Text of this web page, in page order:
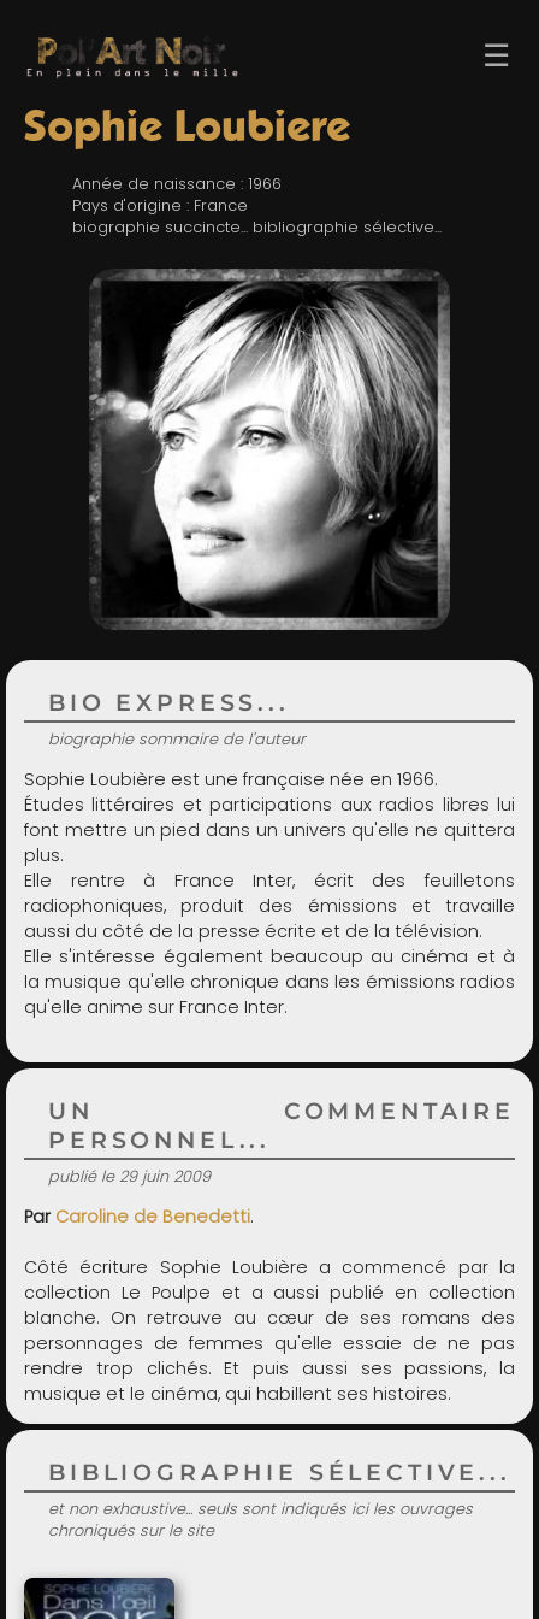
☰
TROMBINO
RECHERCHE
LIENS & FESTIVALS
UN POLAR AU HASARD
Sophie Loubiere
Année de naissance : 1966
Pays d'origine : France
biographie succincte... bibliographie sélective...
UN COMMENTAIRE
PERSONNEL...
publié le 29 juin 2009
Par Caroline de Benedetti.
Côté écriture Sophie Loubière a commencé par la
collection Le Poulpe et a aussi publié en collection
blanche. On retrouve au cœur de ses romans des
personnages de femmes qu'elle essaie de ne pas
rendre trop clichés. Et puis aussi ses passions, la
musique et le cinéma, qui habillent ses histoires.
BIO EXPRESS...
biographie sommaire de l'auteur
Sophie Loubière est une française née en 1966.
Études littéraires et participations aux radios libres lui
font mettre un pied dans un univers qu'elle ne quittera
plus.
Elle rentre à France Inter, écrit des feuilletons
radiophoniques, produit des émissions et travaille
aussi du côté de la presse écrite et de la télévision.
Elle s'intéresse également beaucoup au cinéma et à
la musique qu'elle chronique dans les émissions radios
qu'elle anime sur France Inter.
BIBLIOGRAPHIE SÉLECTIVE...
et non exhaustive... seuls sont indiqués ici les ouvrages
chroniqués sur le site